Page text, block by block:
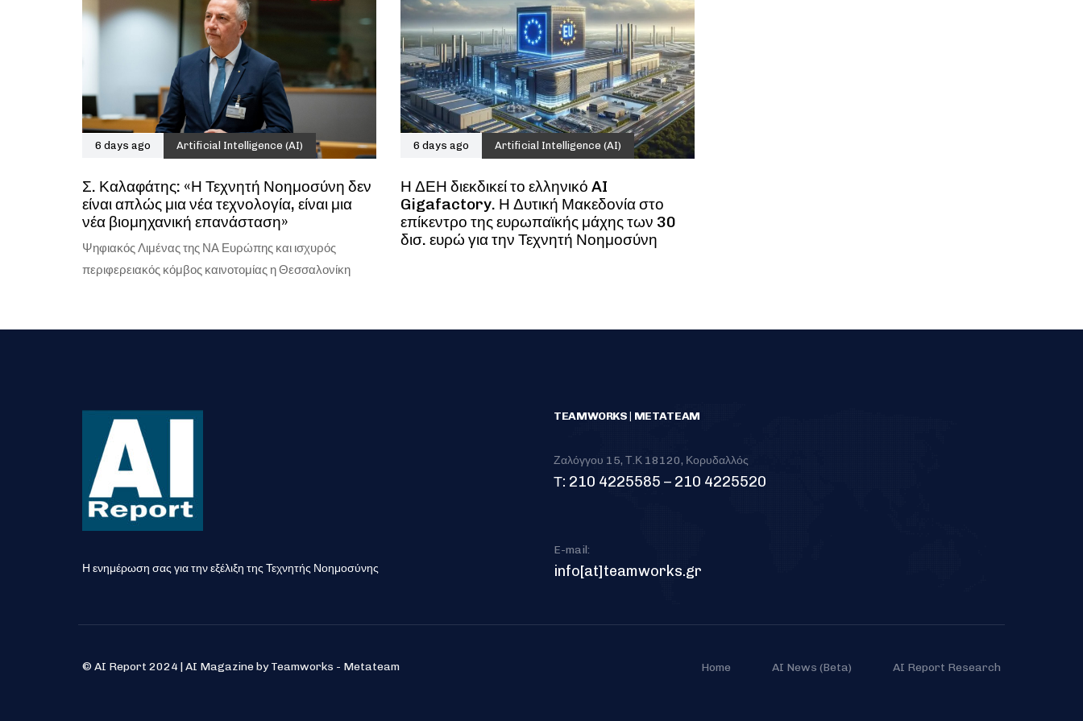
6 days ago Artificial Intelligence (AI)
Σ. Καλαφάτης: «Η Τεχνητή Νοημοσύνη δεν
είναι απλώς μια νέα τεχνολογία, είναι μια
νέα βιομηχανική επανάσταση»
Ψηφιακός Λιμένας της ΝΑ Ευρώπης και ισχυρός
περιφερειακός κόμβος καινοτομίας η Θεσσαλονίκη
6 days ago Artificial Intelligence (AI)
Η ΔΕΗ διεκδικεί το ελληνικό AI
Gigafactory. Η Δυτική Μακεδονία στο
επίκεντρο της ευρωπαϊκής μάχης των 30
δισ. ευρώ για την Τεχνητή Νοημοσύνη
Η ενημέρωση σας για την εξέλιξη της Τεχνητής Νοημοσύνης
TEAMWORKS | METATEAM
Ζαλόγγου 15, Τ.Κ 18120, Κορυδαλλός
Τ: 210 4225585 – 210 4225520
E-mail:
info[at]teamworks.gr
© AI Report 2024 | AI Magazine by Teamworks - Metateam Home AI News (Beta) AI Report Research